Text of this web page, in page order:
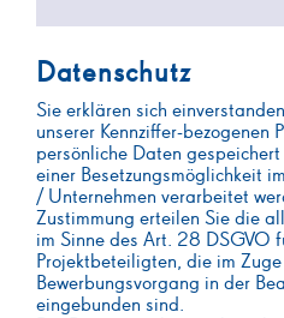
Datenschutz
Sie erklären sich
unserer Kennziffer-bezogenen
persönliche Daten
einer Besetzungsmöglichkeit
/ Unternehmen verarbeitet
Zustimmung erteilen Sie die
im Sinne des Art. 28 DSGVO
Projektbeteiligten, die im Zuge
Bewerbungsvorgang in der
eingebunden sind.